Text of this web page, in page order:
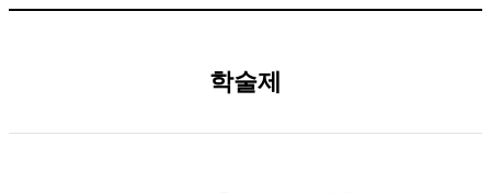
학술제